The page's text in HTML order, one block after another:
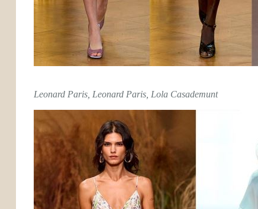
Leonard Paris, Leonard Paris, Lola Casademunt